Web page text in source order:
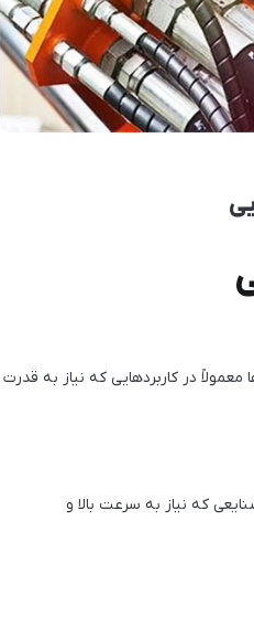
در کاربردهایی که نیاز به قدرت
که نیاز به سرعت بالا و